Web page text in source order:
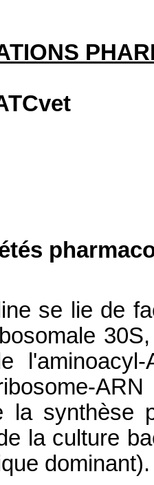
se lie de
la synthèse
la culture
dominant).